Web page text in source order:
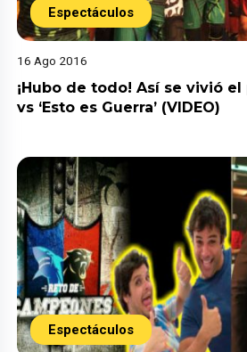
Espectáculos
16 Ago 2016
¡Hubo de todo! Así se vivió el
vs ‘Esto es Guerra’ (VIDEO)
Espectáculos